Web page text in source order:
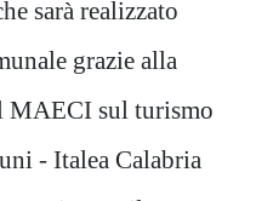
sarà realizzato
grazie alla
MAECI sul turismo
- Italea Calabria